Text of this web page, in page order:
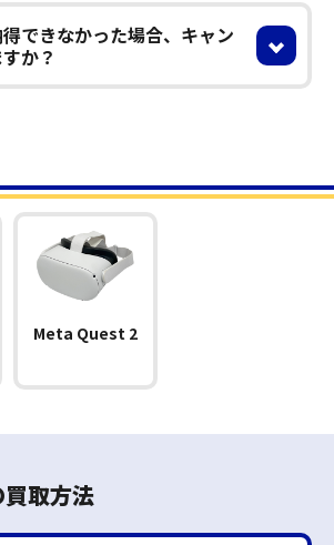
できなかった場合、キャン
か？
Meta Quest 2
取方法